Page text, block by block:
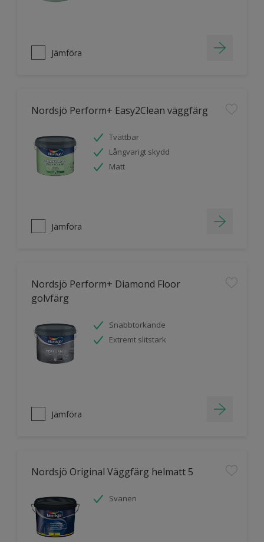
Jämföra
Nordsjö Perform+ Easy2Clean väggfärg
Tvättbar
Långvarigt skydd
Matt
Jämföra
Nordsjö Perform+ Diamond Floor
golvfärg
Snabbtorkande
Extremt slitstark
Jämföra
Nordsjö Original Väggfärg helmatt 5
Svanen